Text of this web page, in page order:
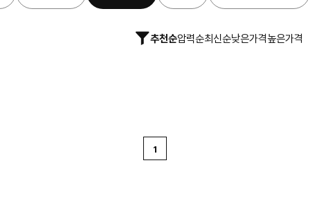
추천순압력순최신순낮은가격높은가격
1